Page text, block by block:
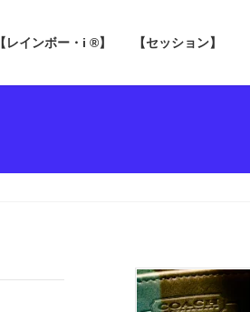
【レインボー・i ®】 【セッション】